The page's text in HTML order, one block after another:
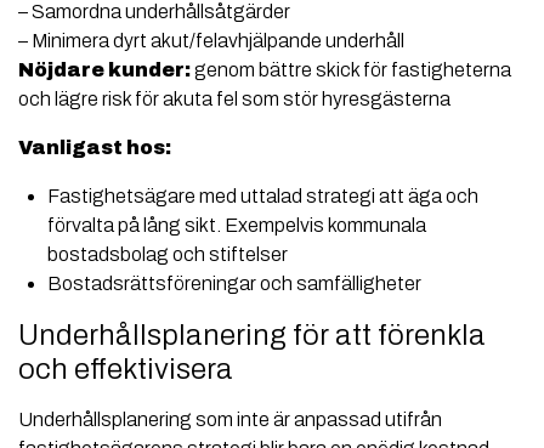
– Samordna underhållsåtgärder
– Minimera dyrt akut/felavhjälpande underhåll
Nöjdare kunder:genom bättre skick för fastigheterna
och lägre risk för akuta fel som stör hyresgästerna
Vanligast hos:
Fastighetsägare med uttalad strategi att äga och
förvalta på lång sikt. Exempelvis kommunala
bostadsbolag och stiftelser
Bostadsrättsföreningaroch samfälligheter
Underhållsplanering för att förenkla
och effektivisera
Underhållsplanering som inte är anpassad utifrån